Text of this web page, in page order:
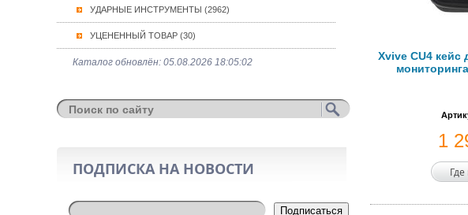
УДАРНЫЕ ИНСТРУМЕНТЫ (2962)
УЦЕНЕННЫЙ ТОВАР (30)
Каталог обновлён: 05.08.2026 18:05:02
ПОДПИСКА НА НОВОСТИ
Подписаться
Xvive CU4 кейс
1